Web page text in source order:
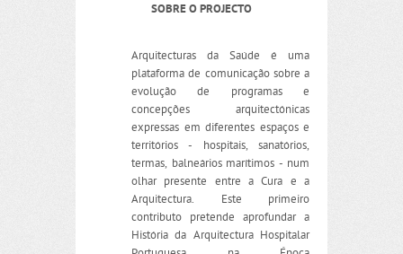
SOBRE O PROJECTO
Arquitecturas da Saúde é uma
plataforma de comunicação sobre a
evolução de programas e
concepções arquitectónicas
expressas em diferentes espaços e
territórios - hospitais, sanatórios,
termas, balneários marítimos - num
olhar presente entre a Cura e a
Arquitectura. Este primeiro
contributo pretende aprofundar a
História da Arquitectura Hospitalar